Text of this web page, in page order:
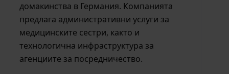
домакинства в Германия. Компанията
предлага административни услуги за
медицинските сестри, както и
технологична инфраструктура за
агенциите за посредничество.